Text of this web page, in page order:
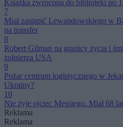
Książka zwrócona do biblioteki po
7
Miał zastąpić Lewandowskiego w
na transfer
8
Robert Gilman na granicy życia i
żołnierza USA
9
Pożar centrum logistycznego w
Ukrainy?
10
Nie żyje ojciec Messiego. Miał 68 lat
Reklama
Reklama